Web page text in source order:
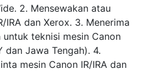
2. Mensewakan atau
IRA dan Xerox. 3. Menerima
teknisi mesin Canon
dan Jawa Tengah). 4.
mesin Canon IR/IRA dan